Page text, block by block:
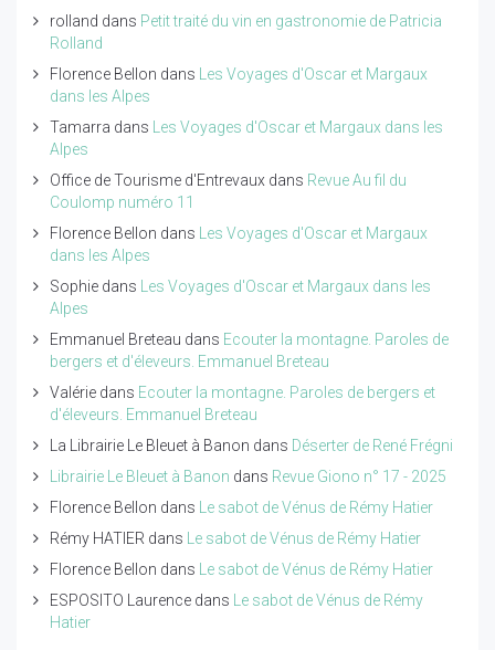
rolland dans Petit traité du vin en gastronomie de Patricia
Rolland
Florence Bellon dans
Les Voyages d'Oscar et Margaux
dans les Alpes
Tamarra dans
Les Voyages d'Oscar et Margaux dans les
Alpes
Office de Tourisme d'Entrevaux dans Revue Au fil du
Coulomp numéro 11
Florence Bellon dans
Les Voyages d'Oscar et Margaux
dans les Alpes
Sophie dans
Les Voyages d'Oscar et Margaux dans les
Alpes
Emmanuel Breteau dans Ecouter la montagne. Paroles de
bergers et d'éleveurs. Emmanuel Breteau
Valérie dans Ecouter la montagne. Paroles de bergers et
d'éleveurs. Emmanuel Breteau
La Librairie Le Bleuet à Banon dans Déserter de René Frégni
Librairie Le Bleuet à Banon dans Revue Giono n° 17 - 2025
Florence Bellon dans
Le sabot de Vénus de Rémy Hatier
Rémy HATIER dans
Le sabot de Vénus de Rémy Hatier
Florence Bellon dans
Le sabot de Vénus de Rémy Hatier
ESPOSITO Laurence dans
Le sabot de Vénus de Rémy
Hatier